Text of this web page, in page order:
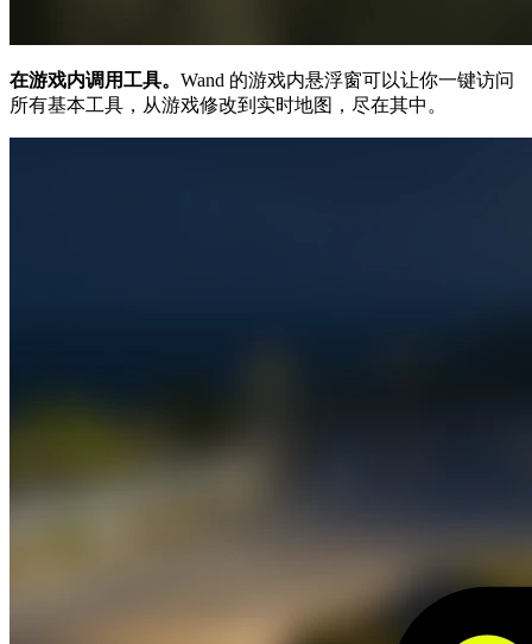
在游戏内调用工具。 Wand 的游戏内悬浮窗可以让你一键访问
所有基本工具，从游戏修改到实时地图，尽在其中。